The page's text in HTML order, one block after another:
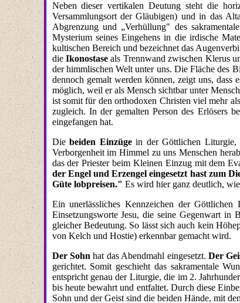
Neben dieser vertikalen Deutung steht die
Versammlungsort der Gläubigen) und in das
Abgrenzung und „Verhüllung" des
Mysterium seines Eingehens in die irdische
kultischen Bereich und bezeichnet das
die Ikonostaseals Trennwand zwischen Klerus
der himmlischen Welt unter uns. Die Fläche des
dennoch gemalt werden können, zeigt uns, dass
möglich, weil er als Mensch sichtbar unter
ist somit für den orthodoxen Christen viel mehr
zugleich. In der gemalten Person des Erlösers
eingefangen hat.
Diebeiden Einzügein der Göttlichen Liturgie,
Verborgenheit im Himmel zu uns Menschen
das der Priester beim Kleinen Einzug mit dem
der Engel und Erzengel eingesetzt hast zum
Güte lobpreisen." Es wird hier ganz deutlich,
Ein unerlässliches Kennzeichen der
Einsetzungsworte Jesu, die seine Gegenwart
gleicher Bedeutung. So lässt sich auch kein
von Kelch und Hostie) erkennbar gemacht wird.
Der Sohnhat das Abendmahl eingesetzt. Der
gerichtet. Somit geschieht das sakramentale
entspricht genau der Liturgie, die im 2.
bis heute bewahrt und entfaltet. Durch diese
Sohn und der Geist sind die beiden Hände, mit